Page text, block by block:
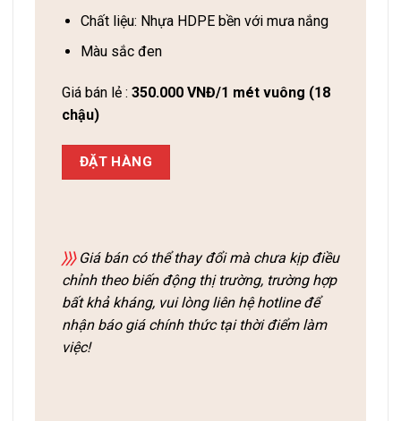
Chất liệu: Nhựa HDPE bền với mưa nắng
Màu sắc đen
Giá bán lẻ : 350.000 VNĐ/1 mét vuông (18
chậu)
ĐẶT HÀNG
〉〉〉 Giá bán có thể thay đổi mà chưa kịp điều
chỉnh theo biến động thị trường, trường hợp
bất khả kháng, vui lòng liên hệ hotline để
nhận báo giá chính thức tại thời điểm làm
việc!